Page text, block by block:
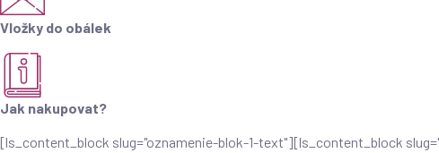
Vložky do obálek
Jak nakupovat?
[ls_content_block slug="oznamenie-blok-1-text"][ls_content_block